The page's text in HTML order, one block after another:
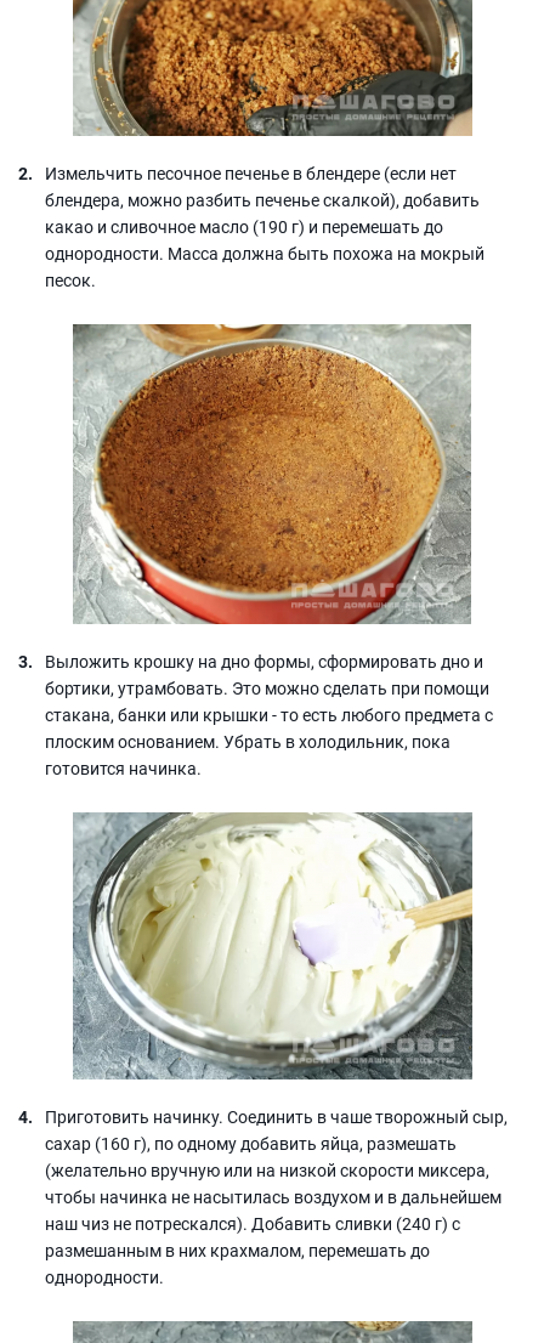
Измельчить песочное печенье в блендере (если нет
блендера, можно разбить печенье скалкой), добавить
какао и сливочное масло (190 г) и перемешать до
однородности. Масса должна быть похожа на мокрый
песок.
Выложить крошку на дно формы, сформировать дно и
бортики, утрамбовать. Это можно сделать при помощи
стакана, банки или крышки - то есть любого предмета с
плоским основанием. Убрать в холодильник, пока
готовится начинка.
Приготовить начинку. Соединить в чаше творожный сыр,
сахар (160 г), по одному добавить яйца, размешать
(желательно вручную или на низкой скорости миксера,
чтобы начинка не насытилась воздухом и в дальнейшем
наш чиз не потрескался). Добавить сливки (240 г) с
размешанным в них крахмалом, перемешать до
однородности.